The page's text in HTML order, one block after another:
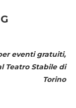
eventi gratuiti,
Teatro Stabile di
Torino